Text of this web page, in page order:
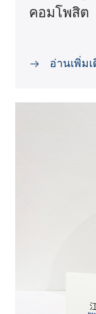
คอมโพสิต
 อ่านเพิ่มเ